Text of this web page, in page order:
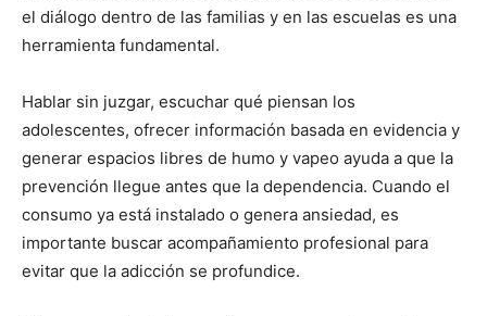
el diálogo dentro de las familias y en las escuelas es una
herramienta fundamental.
Hablar sin juzgar, escuchar qué piensan los
adolescentes, ofrecer información basada en evidencia y
generar espacios libres de humo y vapeo ayuda a que la
prevención llegue antes que la dependencia. Cuando el
consumo ya está instalado o genera ansiedad, es
importante buscar acompañamiento profesional para
evitar que la adicción se profundice.